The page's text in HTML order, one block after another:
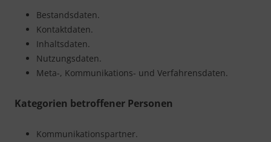
Bestandsdaten.
Kontaktdaten.
Inhaltsdaten.
Nutzungsdaten.
Meta-, Kommunikations- und Verfahrensdaten.
Kategorien betroffener Personen
Kommunikationspartner.